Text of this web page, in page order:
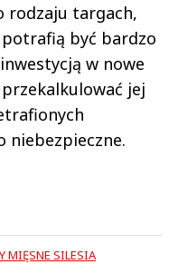
rodzaju targach,
potrafią być bardzo
w nowe
jej
niebezpieczne.
MIĘSNE SILESIA